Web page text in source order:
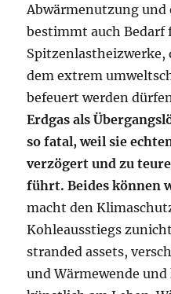
Abwärmenutzung
bestimmt auch Bedarf
Spitzenlastheizwerke,
dem extrem
befeuert werden
Erdgas als
so fatal, weil sie
verzögert und zu
führt. Beides können
macht den
Kohleausstiegs
stranded assets,
und Wärmewende